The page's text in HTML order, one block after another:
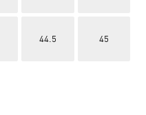
44.5 45